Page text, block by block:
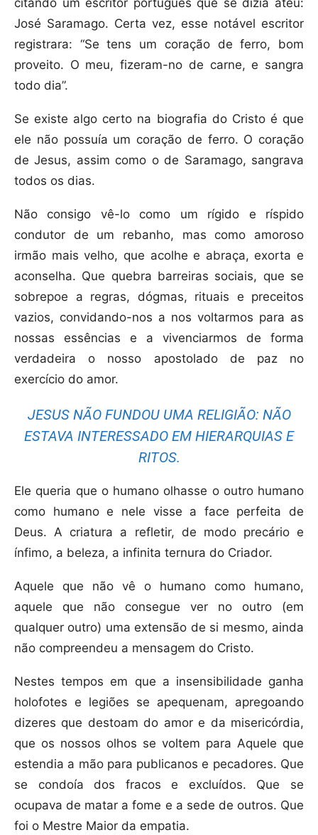
citando um escritor português que se dizia ateu:
José Saramago. Certa vez, esse notável escritor
registrara: “Se tens um coração de ferro, bom
proveito. O meu, fizeram-no de carne, e sangra
todo dia”.
Se existe algo certo na biografia do Cristo é que
ele não possuía um coração de ferro. O coração
de Jesus, assim como o de Saramago, sangrava
todos os dias.
Não consigo vê-lo como um rígido e ríspido
condutor de um rebanho, mas como amoroso
irmão mais velho, que acolhe e abraça, exorta e
aconselha. Que quebra barreiras sociais, que se
sobrepoe a regras, dógmas, rituais e preceitos
vazios, convidando-nos a nos voltarmos para as
nossas essências e a vivenciarmos de forma
verdadeira o nosso apostolado de paz no
exercício do amor.
JESUS NÃO FUNDOU UMA RELIGIÃO: NÃO
ESTAVA INTERESSADO EM HIERARQUIAS E
RITOS.
Ele queria que o humano olhasse o outro humano
como humano e nele visse a face perfeita de
Deus. A criatura a refletir, de modo precário e
ínfimo, a beleza, a infinita ternura do Criador.
Aquele que não vê o humano como humano,
aquele que não consegue ver no outro (em
qualquer outro) uma extensão de si mesmo, ainda
não compreendeu a mensagem do Cristo.
Nestes tempos em que a insensibilidade ganha
holofotes e legiões se apequenam, apregoando
dizeres que destoam do amor e da misericórdia,
que os nossos olhos se voltem para Aquele que
estendia a mão para publicanos e pecadores. Que
se condoía dos fracos e excluídos. Que se
ocupava de matar a fome e a sede de outros. Que
foi o Mestre Maior da empatia.